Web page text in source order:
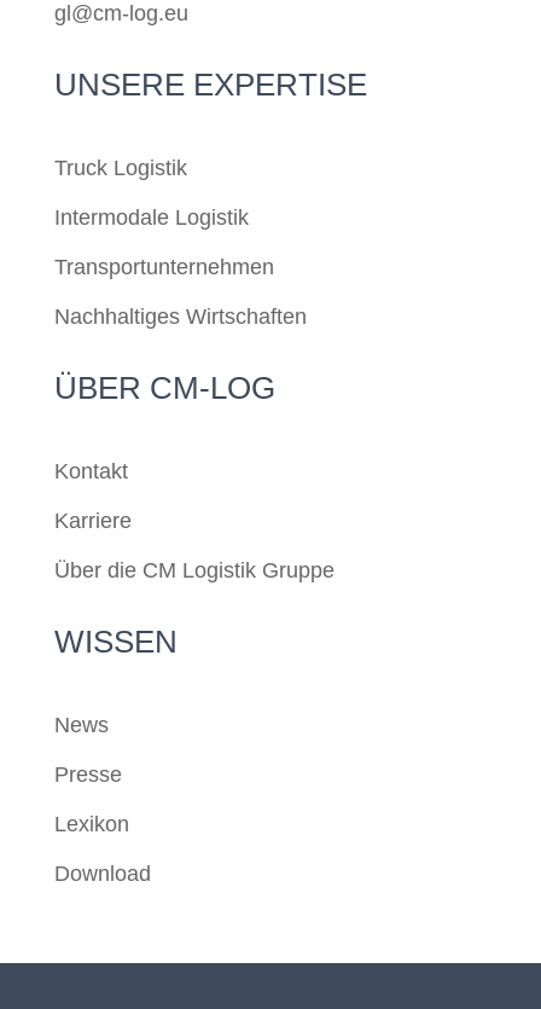
gl@cm-log.eu
UNSERE EXPERTISE
Truck Logistik
Intermodale Logistik
Transportunternehmen
Nachhaltiges Wirtschaften
ÜBER CM-LOG
Kontakt
Karriere
Über die CM Logistik Gruppe
WISSEN
News
Presse
Lexikon
Download